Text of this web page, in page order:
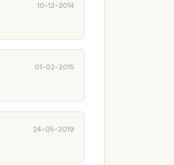
10-12-2014
01-02-2015
24-05-2019